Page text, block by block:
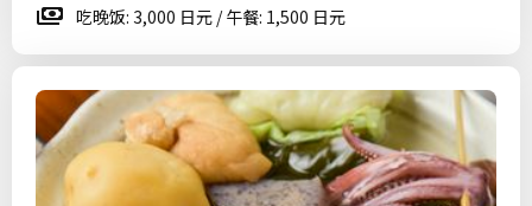
吃晚饭: 3,000 日元 / 午餐: 1,500 日元